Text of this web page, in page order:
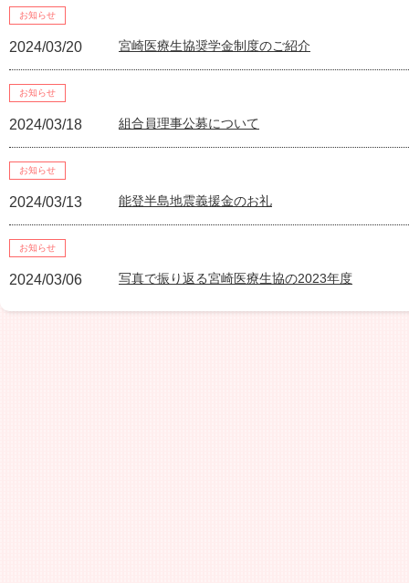
お知らせ
2024/03/20 宮崎医療生協奨学金制度のご紹介
お知らせ
2024/03/18 組合員理事公募について
お知らせ
2024/03/13 能登半島地震義援金のお礼
お知らせ
2024/03/06 写真で振り返る宮崎医療生協の2023年度